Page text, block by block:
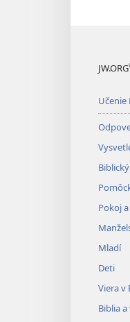
JW.ORG
Učenie
Pokoj
Mladí
Deti
Viera v
Biblia